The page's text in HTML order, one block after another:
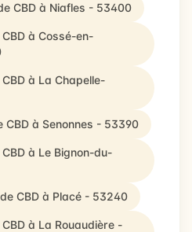
CBD à Niafles - 53400
à Cossé-en-
à La Chapelle-
CBD à Senonnes - 53390
à Le Bignon-du-
CBD à Placé - 53240
à La Rouaudière -